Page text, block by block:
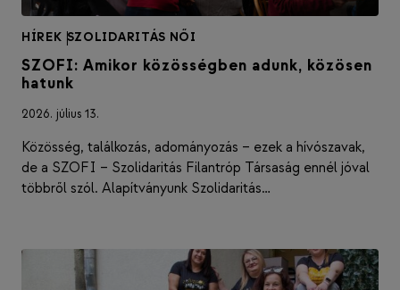
HÍREK |
SZOLIDARITÁS NŐI
SZOFI: Amikor közösségben adunk, közösen
hatunk
2026. július 13.
Közösség, találkozás, adományozás – ezek a hívószavak,
de a SZOFI – Szolidaritás Filantróp Társaság ennél jóval
többről szól. Alapítványunk Szolidaritás…